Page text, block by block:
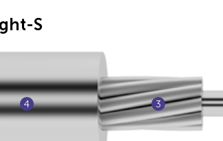
S
3
4